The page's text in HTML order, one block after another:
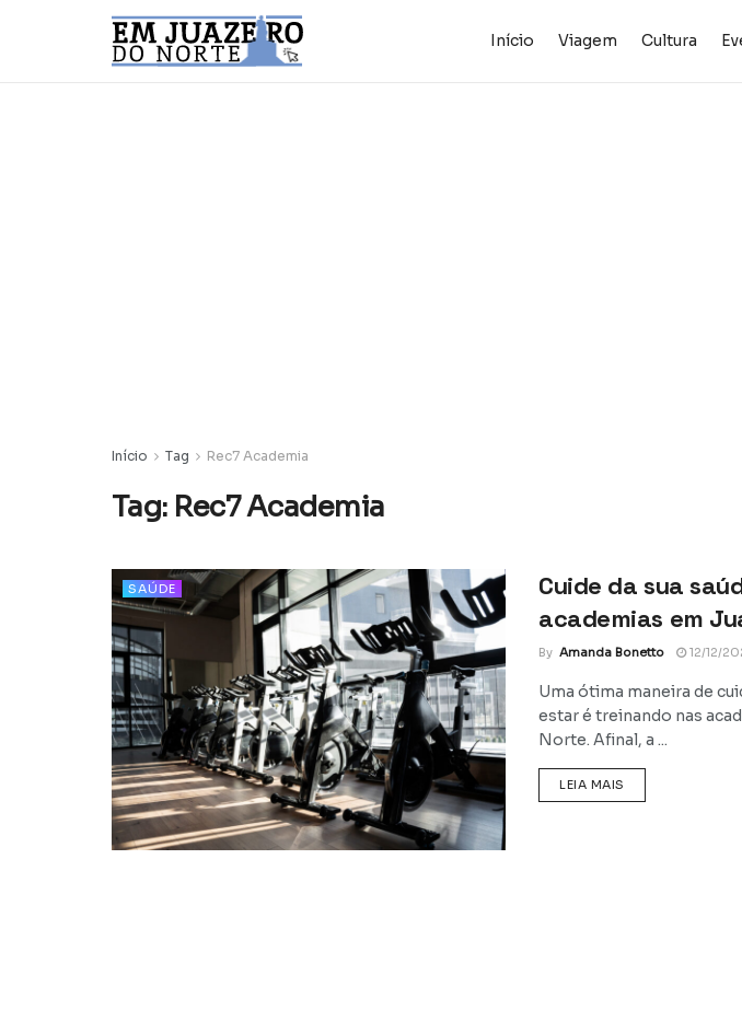
Início Viagem Cultura
Início Tag Rec7 Academia
Tag: Rec7 Academia
SAÚDE
Cuide da sua
academias em
By Amanda Bonetto 12/12/
Uma ótima maneira de
estar é treinando nas
Norte. Afinal, a ...
LEIA MAIS